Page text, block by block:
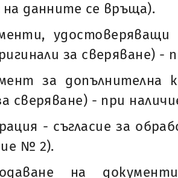
на данните се връща).
за сверяване) -
за допълнителна
сверяване) - при
- съгласие за
№ 2).
на